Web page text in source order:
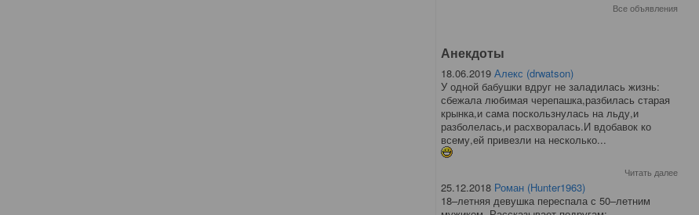
Все объявления
Анекдоты
18.06.2019 Алекс (drwatson)
У одной бабушки вдруг не заладилась жизнь:
сбежала любимая черепашка,разбилась старая
крынка,и сама поскользнулась на льду,и
разболелась,и расхворалась.И вдобавок ко
всему,ей привезли на несколько...
Читать далее
25.12.2018 Роман (Hunter1963)
18–летняя девушка переспала с 50–летним